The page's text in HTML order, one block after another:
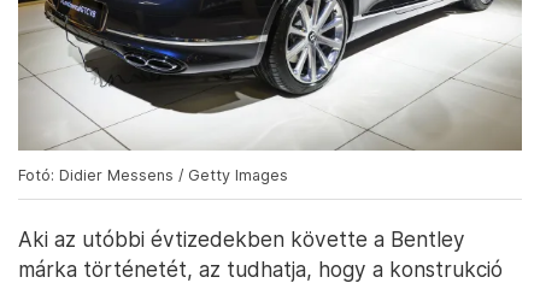
Fotó: Didier Messens / Getty Images
Aki az utóbbi évtizedekben követte a Bentley
márka történetét, az tudhatja, hogy a konstrukció